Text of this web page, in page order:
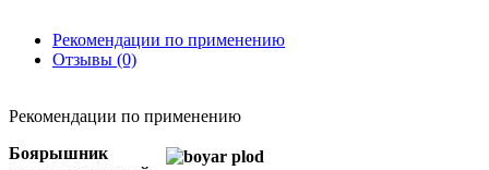
Рекомендации по применению
Отзывы (0)
Рекомендации по применению
Боярышник